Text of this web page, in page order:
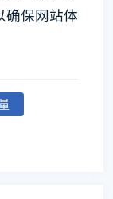
确保网站体